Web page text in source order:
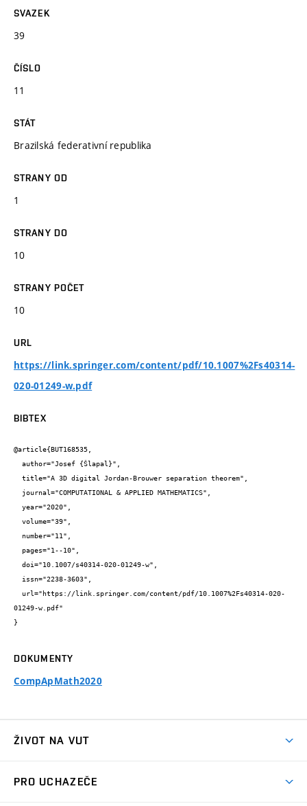
SVAZEK
39
ČÍSLO
11
STÁT
Brazilská federativní republika
STRANY OD
1
STRANY DO
10
STRANY POČET
10
URL
https://link.springer.com/content/pdf/10.1007%2Fs40314-
020-01249-w.pdf
BIBTEX
@article{BUT168535,
01249-w.pdf"
}
DOKUMENTY
CompApMath2020
ŽIVOT NA VUT
PRO UCHAZEČE